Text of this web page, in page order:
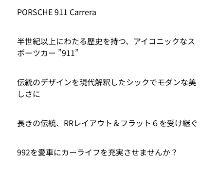
PORSCHE 911 Carrera
半世紀以上にわたる歴史を持つ、アイコニックなス
ポーツカー ”911”
伝統のデザインを現代解釈したシックでモダンな美
しさに
長きの伝統、RRレイアウト＆フラット６を受け継ぐ
992を愛車にカーライフを充実させませんか？